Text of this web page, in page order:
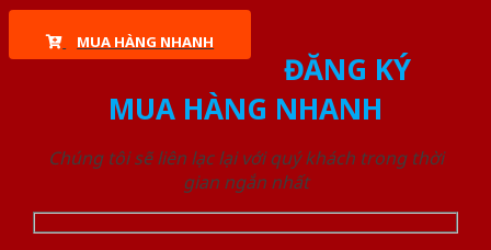
MUA HÀNG NHANH
ĐĂNG KÝ
MUA HÀNG NHANH
Chúng tôi sẽ liên lạc lại với quý khách trong thời
gian ngắn nhất